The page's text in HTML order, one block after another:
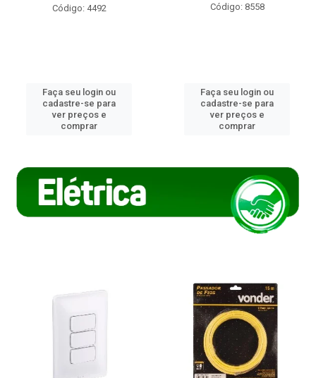
Código: 4492
Faça seu login ou
cadastre-se para
ver preços e
comprar
Código: 8558
Faça seu login ou
cadastre-se para
ver preços e
comprar